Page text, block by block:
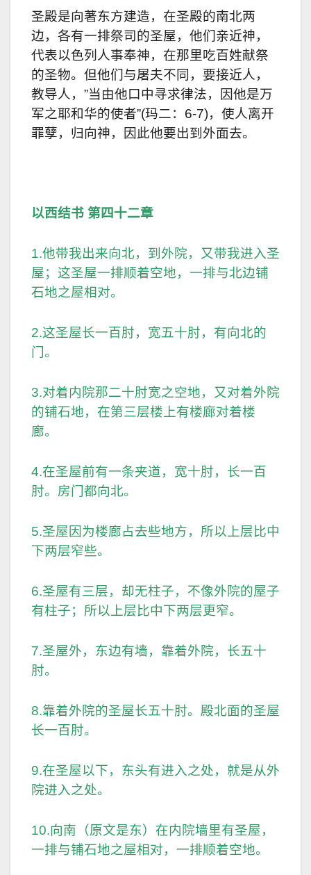
圣殿是向著东方建造，在圣殿的南北两
边，各有一排祭司的圣屋，他们亲近神，
代表以色列人事奉神，在那里吃百姓献祭
的圣物。但他们与屠夫不同，要接近人，
教导人，”当由他口中寻求律法，因他是万
军之耶和华的使者”(玛二：6-7)，使人离开
罪孽，归向神，因此他要出到外面去。
以西结书 第四十二章
1.他带我出来向北，到外院，又带我进入圣
屋；这圣屋一排顺着空地，一排与北边铺
石地之屋相对。
2.这圣屋长一百肘，宽五十肘，有向北的
门。
3.对着内院那二十肘宽之空地，又对着外院
的铺石地，在第三层楼上有楼廊对着楼
廊。
4.在圣屋前有一条夹道，宽十肘，长一百
肘。房门都向北。
5.圣屋因为楼廊占去些地方，所以上层比中
下两层窄些。
6.圣屋有三层，却无柱子，不像外院的屋子
有柱子；所以上层比中下两层更窄。
7.圣屋外，东边有墙，靠着外院，长五十
肘。
8.靠着外院的圣屋长五十肘。殿北面的圣屋
长一百肘。
9.在圣屋以下，东头有进入之处，就是从外
院进入之处。
10.向南（原文是东）在内院墙里有圣屋，
一排与铺石地之屋相对，一排顺着空地。